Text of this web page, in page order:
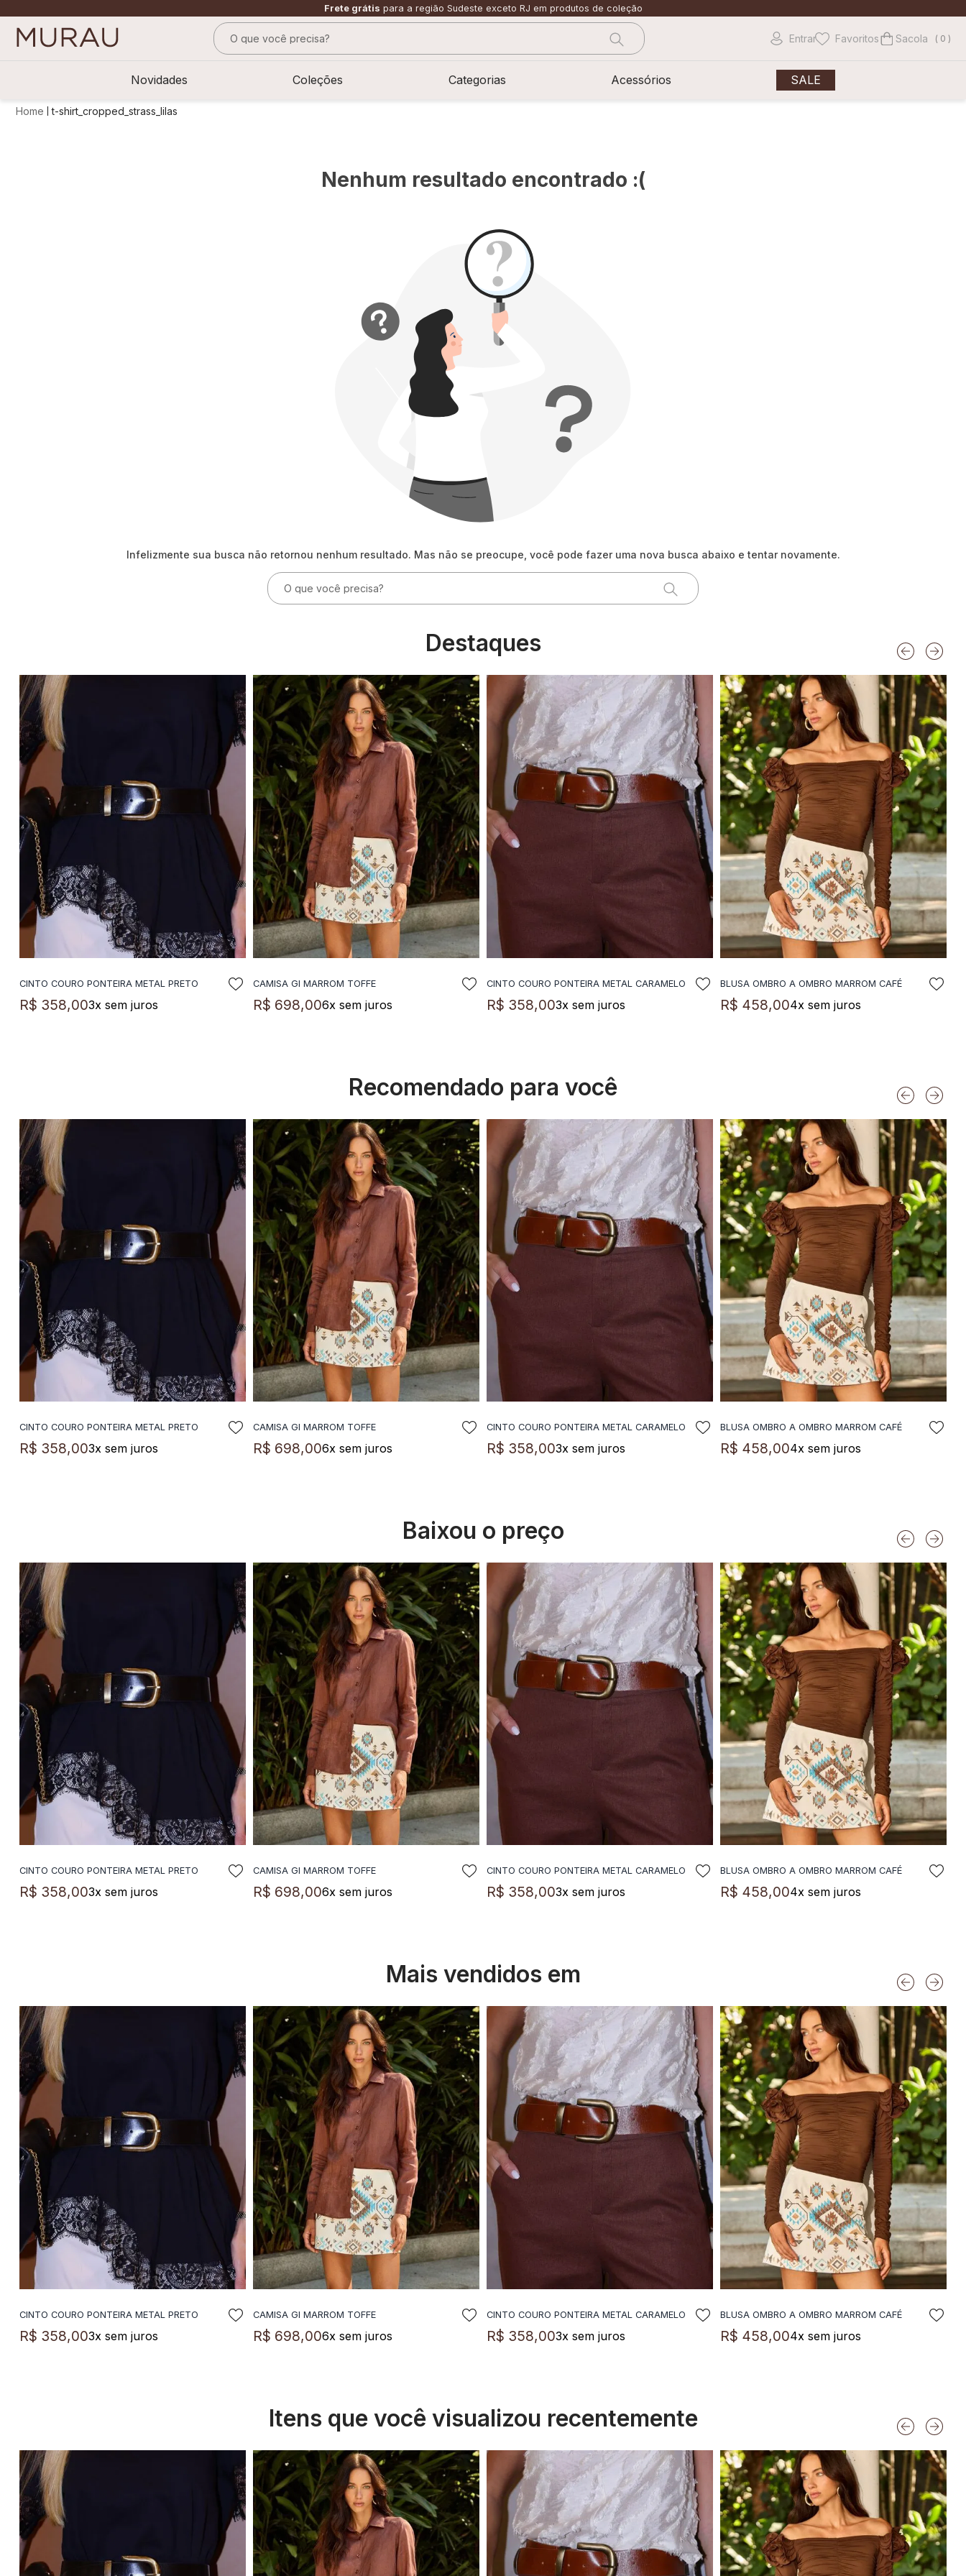
Frete grátis para a região Sudeste exceto RJ em produtos de coleção
O que você precisa?
Entrar Favoritos 0
Novidades Coleções Categorias Acessórios SALE
t-shirt_cropped_strass_lilas
Nenhum resultado encontrado :(
Infelizmente sua busca não retornou nenhum resultado. Mas não se preocupe, você pode fazer uma nova busca abaixo e tentar novamente.
O que você precisa?
Destaques
ADICIONAR A SACOLA
CINTO COURO PONTEIRA METAL PRETO
R$ 358,003x sem juros
ADICIONAR A SACOLA
CAMISA GI MARROM TOFFE
R$ 698,006x sem juros
ADICIONAR A SACOLA
CINTO COURO PONTEIRA METAL CARAMELO
R$ 358,003x sem juros
ADICIONAR A SACOLA
BLUSA OMBRO A OMBRO MARROM CAFÉ
R$ 458,004x sem juros
Recomendado para você
ADICIONAR A SACOLA
CINTO COURO PONTEIRA METAL PRETO
R$ 358,003x sem juros
ADICIONAR A SACOLA
CAMISA GI MARROM TOFFE
R$ 698,006x sem juros
ADICIONAR A SACOLA
CINTO COURO PONTEIRA METAL CARAMELO
R$ 358,003x sem juros
ADICIONAR A SACOLA
BLUSA OMBRO A OMBRO MARROM CAFÉ
R$ 458,004x sem juros
Baixou o preço
ADICIONAR A SACOLA
CINTO COURO PONTEIRA METAL PRETO
R$ 358,003x sem juros
ADICIONAR A SACOLA
CAMISA GI MARROM TOFFE
R$ 698,006x sem juros
ADICIONAR A SACOLA
CINTO COURO PONTEIRA METAL CARAMELO
R$ 358,003x sem juros
ADICIONAR A SACOLA
BLUSA OMBRO A OMBRO MARROM CAFÉ
R$ 458,004x sem juros
Mais vendidos em
ADICIONAR A SACOLA
CINTO COURO PONTEIRA METAL PRETO
R$ 358,003x sem juros
ADICIONAR A SACOLA
CAMISA GI MARROM TOFFE
R$ 698,006x sem juros
ADICIONAR A SACOLA
CINTO COURO PONTEIRA METAL CARAMELO
R$ 358,003x sem juros
ADICIONAR A SACOLA
BLUSA OMBRO A OMBRO MARROM CAFÉ
R$ 458,004x sem juros
Itens que você visualizou recentemente